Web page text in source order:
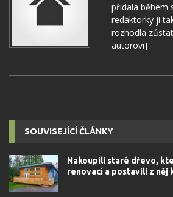
přidala během
redaktorky ji
rozhodla
autorovi]
SOUVISEJÍCÍ ČLÁNKY
Nakoupili staré dřevo,
renovací a postavili z něj